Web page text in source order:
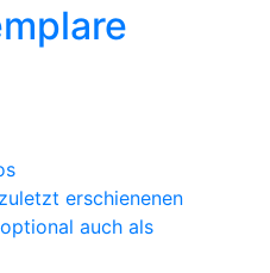
erschienenen
auch als